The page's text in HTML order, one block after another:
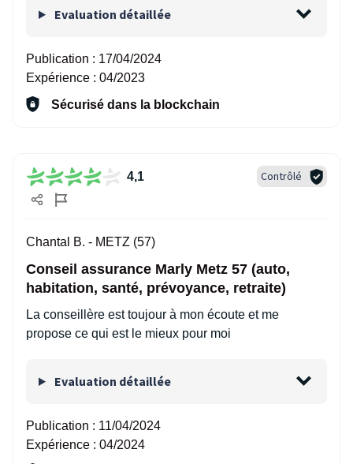
Evaluation détaillée
Publication : 17/04/2024
Expérience : 04/2023
Sécurisé dans la blockchain
4,1 Contrôlé
Chantal B. - METZ (57)
Conseil assurance Marly Metz 57 (auto,
habitation, santé, prévoyance, retraite)
La conseillère est toujour à mon écoute et me
propose ce qui est le mieux pour moi
Evaluation détaillée
Publication : 11/04/2024
Expérience : 04/2024